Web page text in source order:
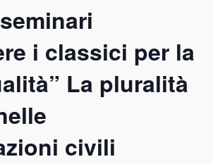
i classici per la
La pluralità
civili